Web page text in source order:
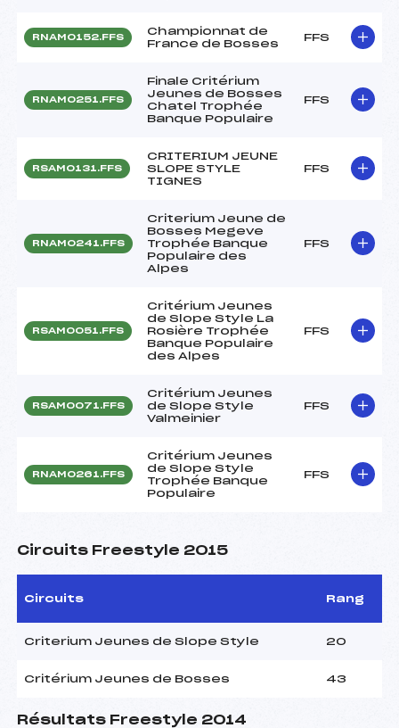
RNAM0152.FFS
Championnat de
France de Bosses
FFS
RNAM0251.FFS
Finale Critérium
Jeunes de Bosses
Chatel Trophée
Banque Populaire
FFS
RSAM0131.FFS
CRITERIUM JEUNE
SLOPE STYLE
TIGNES
FFS
RNAM0241.FFS
Criterium Jeune de
Bosses Megeve
Trophée Banque
Populaire des
Alpes
FFS
RSAM0051.FFS
Critérium Jeunes
de Slope Style La
Rosière Trophée
Banque Populaire
des Alpes
FFS
RSAM0071.FFS
Critérium Jeunes
de Slope Style
Valmeinier
FFS
RNAM0261.FFS
Critérium Jeunes
de Slope Style
Trophée Banque
Populaire
FFS
Circuits Freestyle 2015
Circuits Rang
Criterium Jeunes de Slope Style 20
Critérium Jeunes de Bosses 43
Résultats Freestyle 2014